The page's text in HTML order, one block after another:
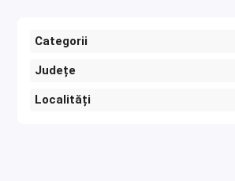
Categorii
Județe
Localități